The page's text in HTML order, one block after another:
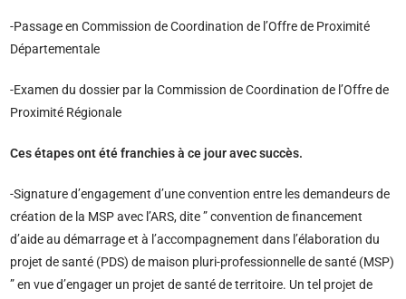
-Passage en Commission de Coordination de l’Offre de Proximité
Départementale
-Examen du dossier par la Commission de Coordination de l’Offre de
Proximité Régionale
Ces étapes ont été franchies à ce jour avec succès.
-Signature d’engagement d’une convention entre les demandeurs de
création de la MSP avec l’ARS, dite ” convention de financement
d’aide au démarrage et à l’accompagnement dans l’élaboration du
projet de santé (PDS) de maison pluri-professionnelle de santé (MSP)
” en vue d’engager un projet de santé de territoire. Un tel projet de